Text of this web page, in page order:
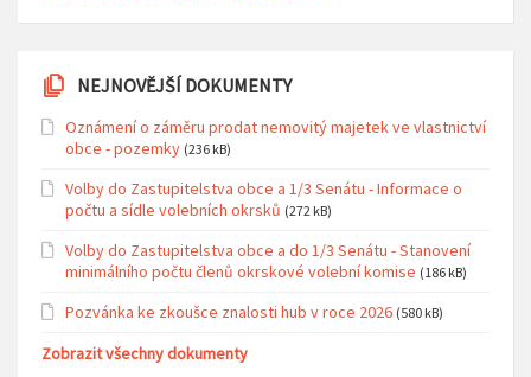
NEJNOVĚJŠÍ DOKUMENTY
Oznámení o záměru prodat nemovitý majetek ve vlastnictví
obce - pozemky (236 kB)
Volby do Zastupitelstva obce a 1/3 Senátu - Informace o
počtu a sídle volebních okrsků (272 kB)
Volby do Zastupitelstva obce a do 1/3 Senátu - Stanovení
minimálního počtu členů okrskové volební komise (186 kB)
Pozvánka ke zkoušce znalosti hub v roce 2026 (580 kB)
Zobrazit všechny dokumenty